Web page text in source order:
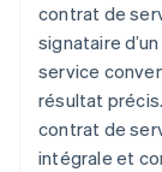
contrat de
signataire
service
résultat
contrat de
intégrale et